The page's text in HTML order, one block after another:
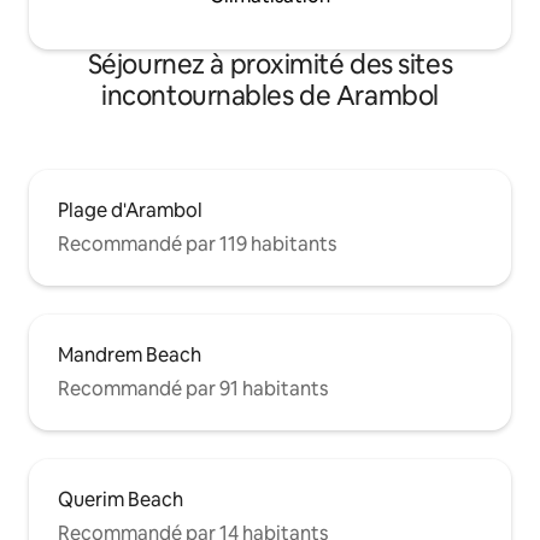
Séjournez à proximité des sites
incontournables de Arambol
Plage d'Arambol
Recommandé par 119 habitants
Mandrem Beach
Recommandé par 91 habitants
Querim Beach
Recommandé par 14 habitants